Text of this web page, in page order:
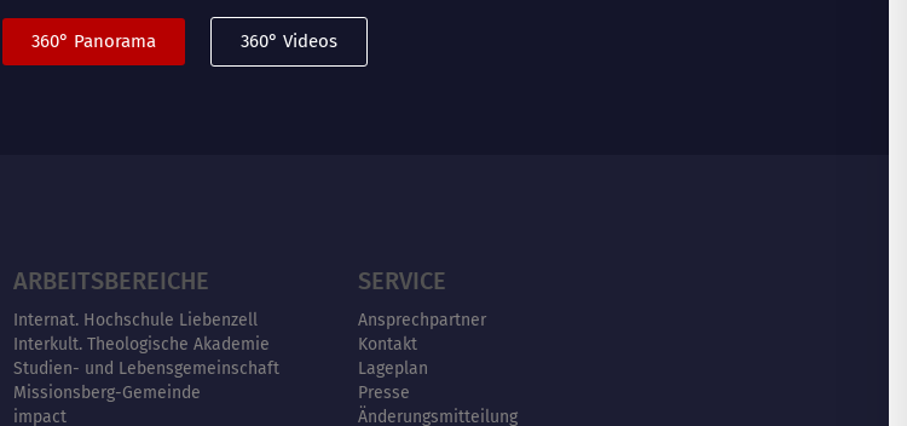
360° Panorama 360° Videos
ARBEITSBEREICHE
Internat. Hochschule Liebenzell
Interkult. Theologische Akademie
Studien- und Lebensgemeinschaft
Missionsberg-Gemeinde
impact
SERVICE
Ansprechpartner
Kontakt
Lageplan
Presse
Änderungsmitteilung